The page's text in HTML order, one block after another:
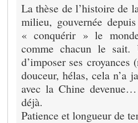
La thèse de l’histoire de
milieu, gouvernée
« conquérir » le
comme chacun le
d’imposer ses
douceur, hélas, cela n’a
avec la Chine
déjà.
Patience et longueur de